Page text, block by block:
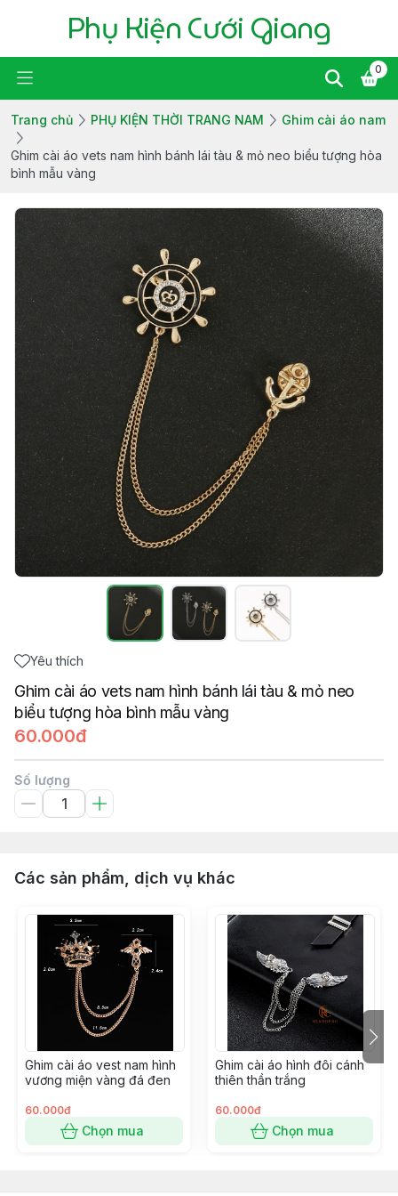
Phụ Kiện Cưới Giang
0
Trang chủ PHỤ KIỆN THỜI TRANG NAM Ghim cài áo nam
Ghim cài áo vets nam hình bánh lái tàu & mỏ neo biểu tượng hòa
bình mẫu vàng
Yêu thích
Ghim cài áo vets nam hình bánh lái tàu & mỏ neo
biểu tượng hòa bình mẫu vàng
60.000đ
Số lượng
Các sản phẩm, dịch vụ khác
Ghim cài áo vest nam hình
vương miện vàng đá đen
60.000đ
Chọn mua
Ghim cài áo hình đôi cánh
thiên thần trắng
60.000đ
Chọn mua